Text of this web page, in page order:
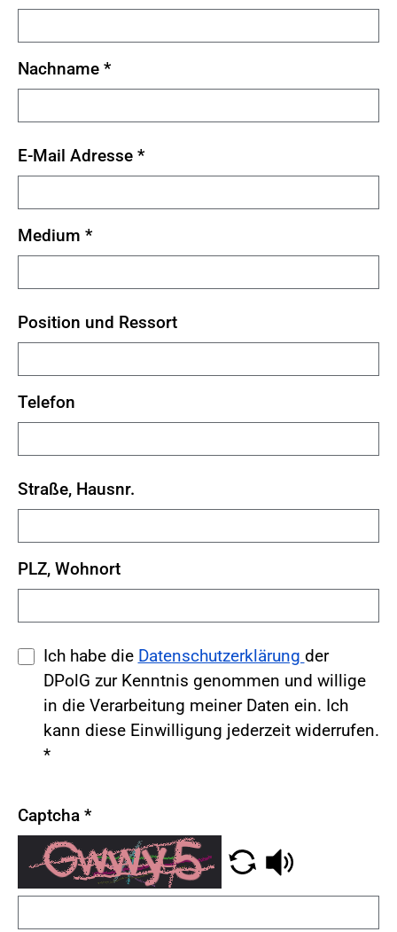
Nachname *
E-Mail Adresse *
Medium *
Position und Ressort
Telefon
Straße, Hausnr.
PLZ, Wohnort
Ich habe die Datenschutzerklärung der
DPolG zur Kenntnis genommen und willige
in die Verarbeitung meiner Daten ein. Ich
kann diese Einwilligung jederzeit widerrufen.
*
Captcha *